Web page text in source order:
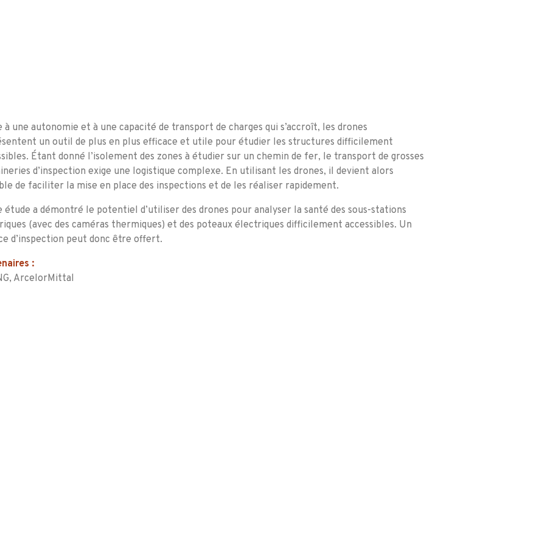
à une autonomie et à une capacité de transport de charges qui s’accroît, les drones
un outil de plus en plus efficace et utile pour étudier les structures difficilement
Étant donné l’isolement des zones à étudier sur un chemin de fer, le transport de grosses
d’inspection exige une logistique complexe. En utilisant les drones, il devient alors
de faciliter la mise en place des inspections et de les réaliser rapidement.
étude a démontré le potentiel d’utiliser des drones pour analyser la santé des sous-stations
(avec des caméras thermiques) et des poteaux électriques difficilement accessibles. Un
d’inspection peut donc être offert.
:
ArcelorMittal